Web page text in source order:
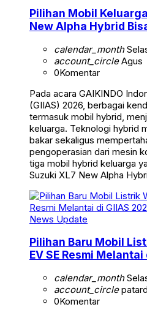
Pilihan Mobil
New Alpha Hybrid
calendar_month
account_circleAgus
0Komentar
Pada acara GAIKINDO
(GIIAS) 2026, berbagai
termasuk mobil hybrid,
keluarga. Teknologi hybrid
bakar sekaligus
pengoperasian dari mesin
tiga mobil hybrid keluarga
Suzuki XL7 New Alpha
News Update
Pilihan Baru Mobil
EV SE Resmi
calendar_month
account_circle
0Komentar